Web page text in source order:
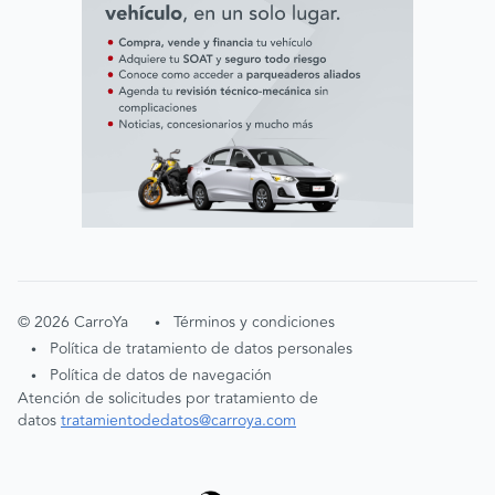
©2026 CarroYa • Términos y condiciones
• Política de tratamiento de datos personales
•
Política de datos de navegación
Atención de solicitudes por tratamiento de
datostratamientodedatos@carroya.com